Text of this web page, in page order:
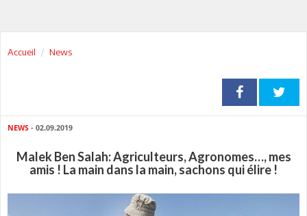
Accueil News
NEWS - 02.09.2019
Malek Ben Salah: Agriculteurs, Agronomes…, mes
amis ! La main dans la main, sachons qui élire !